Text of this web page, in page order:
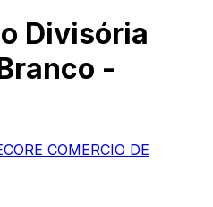
Divisória
-
COMERCIO DE